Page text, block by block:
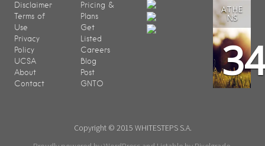
Disclaimer
Terms of
Use
Privacy
Policy
UCSA
About
Contact
Pricing &
Plans
Get
Listed
Careers
Blog
Post
GNTO
ATHE
NS
Copyright © 2015 WHITESTEPS S.A.